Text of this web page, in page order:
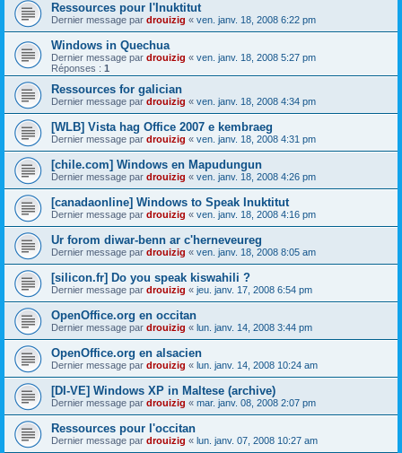
Ressources pour l'Inuktitut
Dernier message par drouizig « ven. janv. 18, 2008 6:22 pm
Windows in Quechua
Dernier message par drouizig « ven. janv. 18, 2008 5:27 pm
Réponses : 1
Ressources for galician
Dernier message par drouizig « ven. janv. 18, 2008 4:34 pm
[WLB] Vista hag Office 2007 e kembraeg
Dernier message par drouizig « ven. janv. 18, 2008 4:31 pm
[chile.com] Windows en Mapudungun
Dernier message par drouizig « ven. janv. 18, 2008 4:26 pm
[canadaonline] Windows to Speak Inuktitut
Dernier message par drouizig « ven. janv. 18, 2008 4:16 pm
Ur forom diwar-benn ar c'herneveureg
Dernier message par drouizig « ven. janv. 18, 2008 8:05 am
[silicon.fr] Do you speak kiswahili ?
Dernier message par drouizig « jeu. janv. 17, 2008 6:54 pm
OpenOffice.org en occitan
Dernier message par drouizig « lun. janv. 14, 2008 3:44 pm
OpenOffice.org en alsacien
Dernier message par drouizig « lun. janv. 14, 2008 10:24 am
[DI-VE] Windows XP in Maltese (archive)
Dernier message par drouizig « mar. janv. 08, 2008 2:07 pm
Ressources pour l'occitan
Dernier message par drouizig « lun. janv. 07, 2008 10:27 am